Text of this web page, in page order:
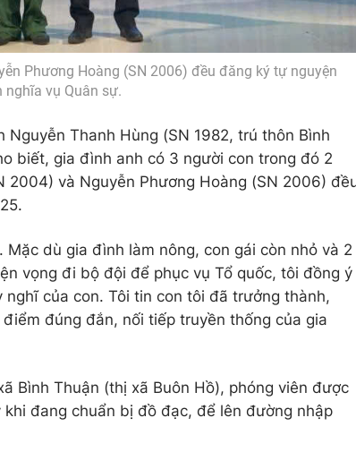
Phương Hoàng (SN 2006) đều đăng ký tự nguyện
nghĩa vụ Quân sự.
Nguyễn Thanh Hùng (SN 1982, trú thôn Bình
biết, gia đình anh có 3 người con trong đó 2
2004) và Nguyễn Phương Hoàng (SN 2006)
dù gia đình làm nông, con gái còn nhỏ và 2
vọng đi bộ đội để phục vụ Tổ quốc, tôi đồng ý
của con. Tôi tin con tôi đã trưởng thành,
đúng đắn, nối tiếp truyền thống của gia
Bình Thuận (thị xã Buôn Hồ), phóng viên được
đang chuẩn bị đồ đạc, để lên đường nhập